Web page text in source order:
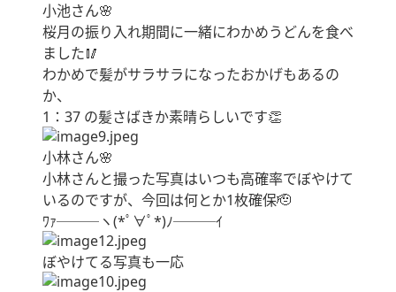
小池さん🌸
桜月の振り入れ期間に一緒にわかめうどんを食べ
ました🥢
わかめで髪がサラサラになったおかげもあるの
か、
1：37 の髪さばきか素晴らしいです👏
小林さん🌸
小林さんと撮った写真はいつも高確率でぼやけて
いるのですが、今回は何とか1枚確保🫡
ﾜｧ───ヽ(*ﾟ∀ﾟ*)ﾉ───ｲ
ぼやけてる写真も一応